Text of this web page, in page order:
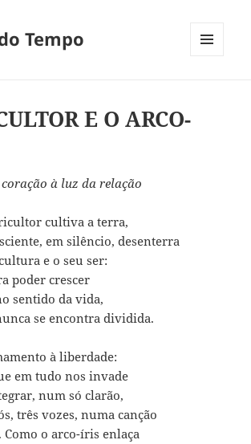
Tempo
E O ARCO-
à luz da relação
cultiva a terra,
em silêncio, desenterra
e o seu ser:
poder crescer
sentido da vida,
se encontra dividida.
à liberdade:
em tudo nos invade
num só clarão,
três vozes, numa canção
o arco-íris enlaça